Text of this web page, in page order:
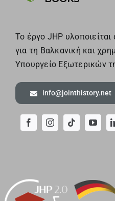
Το έργο JHP
για τη Βαλκανική και
Υπουργείο Εξωτερικών
info@jointhistory.net